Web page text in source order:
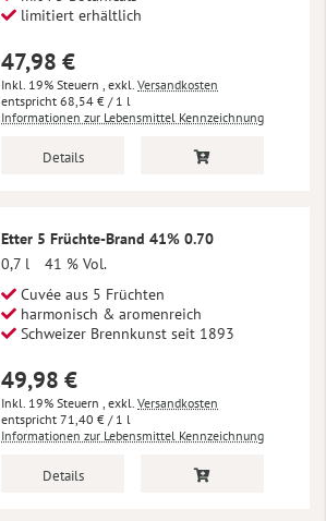
limitiert erhältlich
47,98 €
Inkl. 19% Steuern , exkl. Versandkosten
68,54 € / 1 l
Informationen zur Lebensmittel Kennzeichnung
Details
Etter 5 Früchte-Brand 41% 0.70
0,7 l
41 % Vol.
Cuvée aus 5 Früchten
harmonisch & aromenreich
Schweizer Brennkunst seit 1893
49,98 €
Inkl. 19% Steuern , exkl. Versandkosten
71,40 € / 1 l
Informationen zur Lebensmittel Kennzeichnung
Details